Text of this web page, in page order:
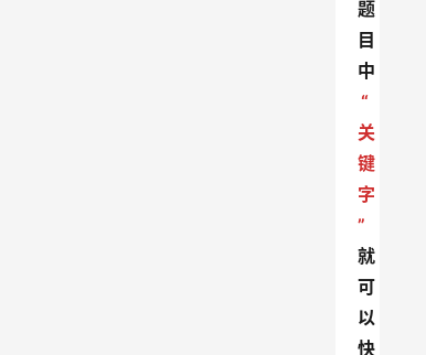
题
目
中
“
关
键
字
”
就
可
以
快